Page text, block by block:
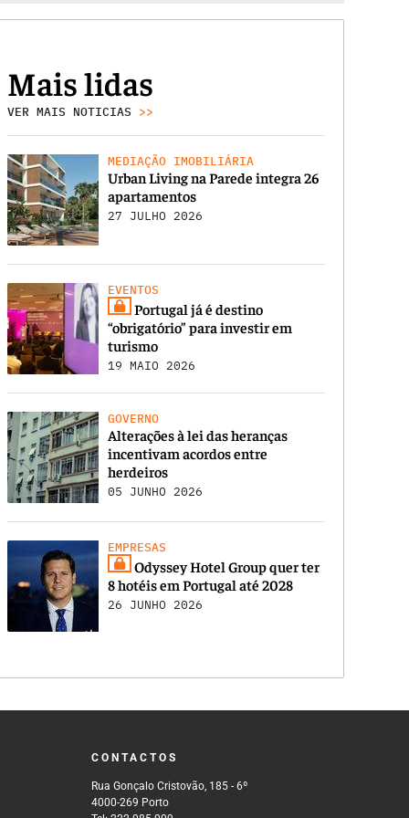
Mais lidas
VER MAIS NOTICIAS >>
MEDIAÇÃO IMOBILIÁRIA
Urban Living na Parede integra 26
apartamentos
27 JULHO 2026
EVENTOS
Portugal já é destino
“obrigatório” para investir em
turismo
19 MAIO 2026
GOVERNO
Alterações à lei das heranças
incentivam acordos entre
herdeiros
05 JUNHO 2026
EMPRESAS
Odyssey Hotel Group quer ter
8 hotéis em Portugal até 2028
26 JUNHO 2026
CONTACTOS
Rua Gonçalo Cristovão, 185 - 6º
4000-269 Porto